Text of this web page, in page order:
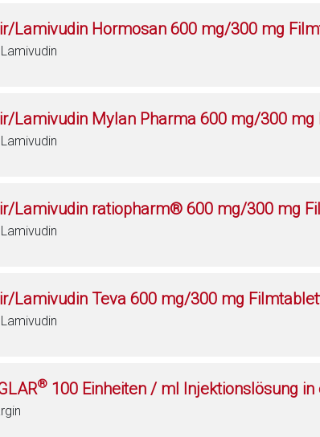
Lamivudin Hormosan 600 mg/300 mg
Lamivudin Mylan Pharma 600 mg/300 mg
Lamivudin ratiopharm® 600 mg/300 mg
Lamivudin Teva 600 mg/300 mg
® 100 Einheiten / ml Injektionslösung